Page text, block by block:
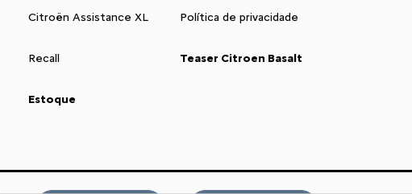
Citroën Assistance XL
Recall
Estoque
Política de privacidade
Teaser Citroen Basalt